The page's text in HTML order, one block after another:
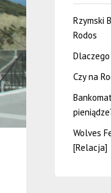
Rzymski
Rodos
Czy na
Wolves
[Relacja]